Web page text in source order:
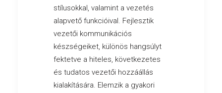
stílusokkal, valamint a vezetés
alapvető funkcióival. Fejlesztik
vezetői kommunikációs
készségeiket, különös hangsúlyt
fektetve a hiteles, következetes
és tudatos vezetői hozzáállás
kialakítására. Elemzik a gyakori